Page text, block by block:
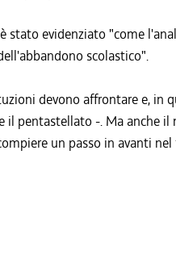
stato evidenziato "come
scolastico".
devono affrontare e, in
il pentastellato -. Ma anche
un passo in avanti